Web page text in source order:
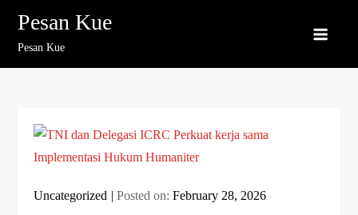
content
Pesan Kue
Pesan Kue
Uncategorized Posted on:February 28, 2026